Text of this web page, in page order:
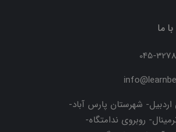
ما
045-
اردبیل- شهرستان پارس آباد-
روبروی ندامتگاه-